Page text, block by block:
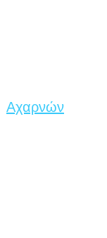
Αχαρνών